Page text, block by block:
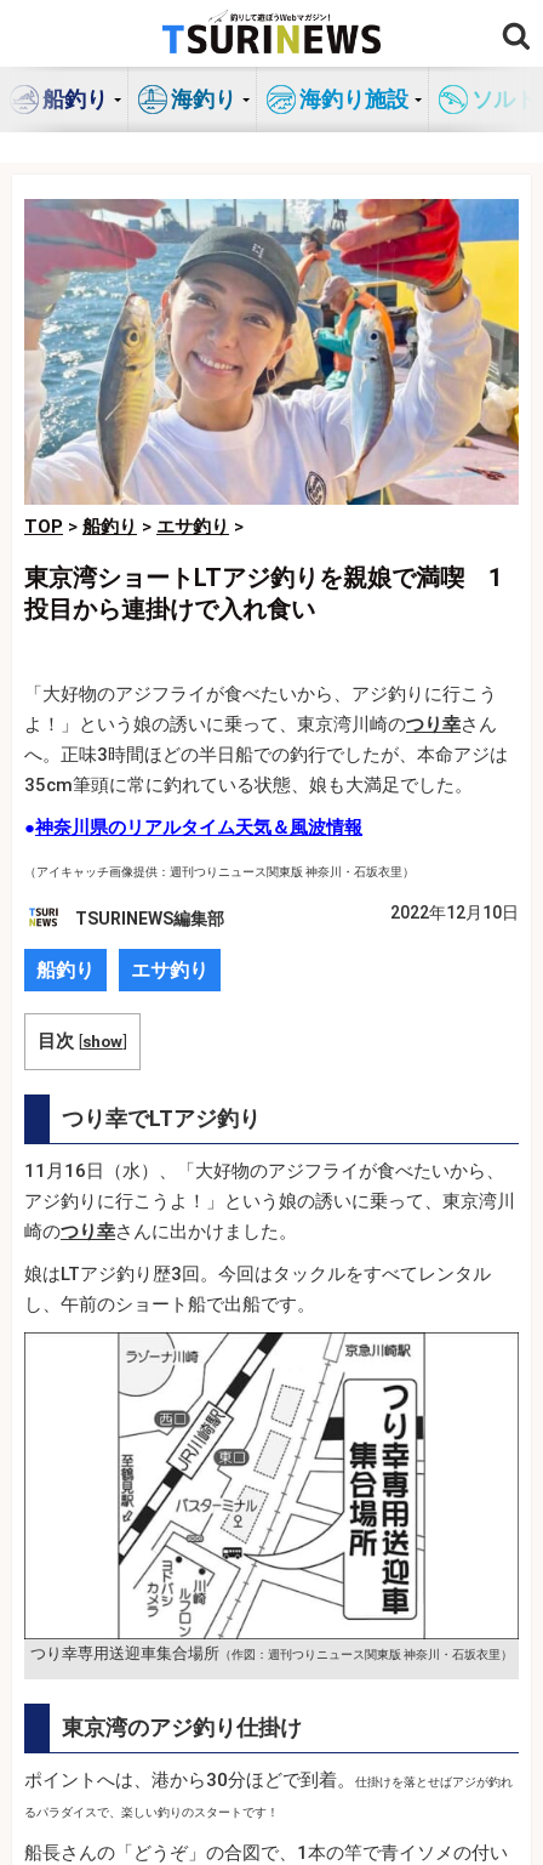
ン
船釣り 海釣り 海釣り施設 ソル
TOP > 船釣り > エサ釣り >
東京湾ショートLTアジ釣りを親娘で満喫 1
投目から連掛けで入れ食い
「大好物のアジフライが食べたいから、アジ釣りに行こう
よ！」という娘の誘いに乗って、東京湾川崎のつり幸さん
へ。正味3時間ほどの半日船での釣行でしたが、本命アジは
35cm筆頭に常に釣れている状態、娘も大満足でした。
●神奈川県のリアルタイム天気＆風波情報
（アイキャッチ画像提供：週刊つりニュース関東版 神奈川・石坂衣里）
TSURINEWS編集部 2022年12月10日
船釣り エサ釣り
目次 [show]
つり幸でLTアジ釣り
11月16日（水）、「大好物のアジフライが食べたいから、
アジ釣りに行こうよ！」という娘の誘いに乗って、東京湾川
崎のつり幸さんに出かけました。
娘はLTアジ釣り歴3回。今回はタックルをすべてレンタル
し、午前のショート船で出船です。
つり幸専用送迎車集合場所 （作図：週刊つりニュース関東版 神奈川・石坂衣里）
東京湾のアジ釣り仕掛け
ポイントへは、港から30分ほどで到着。 仕掛けを落とせばアジが釣れ
るパラダイスで、楽しい釣りのスタートです！
船長さんの「どうぞ」の合図で、1本の竿で青イソメの付い